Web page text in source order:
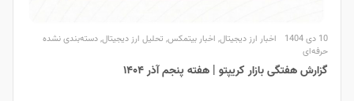
10 دی 1404 اخبار ارز دیجیتال, اخبار بیتمکس, تحلیل ارز دیجیتال,دسته‌بندی نشده
حرفه‌ای
گزارش هفتگی بازار کریپتو | هفته پنجم آذر ۱۴۰۴